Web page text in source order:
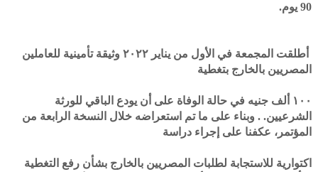
90 يوم.
أطلقت المجمعة في الأول من يناير ۲۰۲۲ وثيقة تأمينية للعاملين
المصريين بالخارج بتغطية
١٠٠ ألف جنيه في حالة الوفاة على أن يودع الباقي للورثة
الشرعيين. . وبناء على ما تم استعراضه خلال النسخة الرابعة من
المؤتمر، عكفنا على إجراء دراسة
اكتوارية للاستجابة لطلبات المصريين بالخارج بشأن رفع التغطية